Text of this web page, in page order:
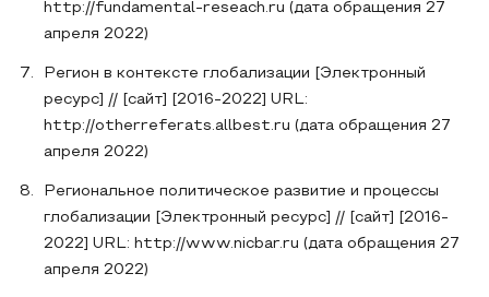
http://fundamental-reseach.ru (дата обращения 27
апреля 2022)
Регион в контексте глобализации [Электронный
ресурс] // [сайт] [2016-2022] URL:
http://otherreferats.allbest.ru (дата обращения 27
апреля 2022)
Региональное политическое развитие и процессы
глобализации [Электронный ресурс] // [сайт] [2016-
2022] URL: http://www.nicbar.ru (дата обращения 27
апреля 2022)